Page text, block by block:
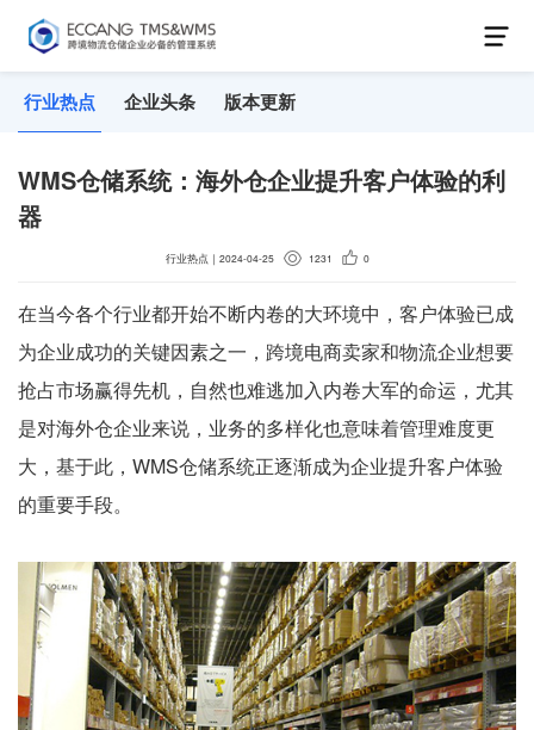
行业热点 企业头条 版本更新
WMS仓储系统：海外仓企业提升客户体验的利
器
行业热点 ｜ 2024-04-25 1231 0
在当今各个行业都开始不断内卷的大环境中，客户体验已成
为企业成功的关键因素之一，跨境电商卖家和物流企业想要
抢占市场赢得先机，自然也难逃加入内卷大军的命运，尤其
是对海外仓企业来说，业务的多样化也意味着管理难度更
大，基于此，WMS仓储系统正逐渐成为企业提升客户体验
的重要手段。